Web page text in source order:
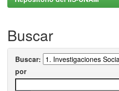
Buscar
Buscar:
por